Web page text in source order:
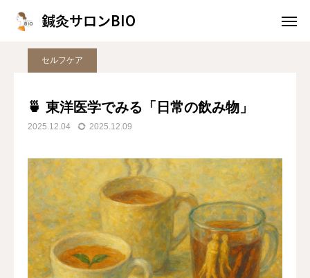
鍼灸サロンBIO
ブログ セルフケア
セルフケア
🍵 東洋医学でみる「日常の飲み物」
2025.12.04 2025.12.09
鍼灸サロンBIO
施術案内
トップページ
当院について
ブログ
お知らせ